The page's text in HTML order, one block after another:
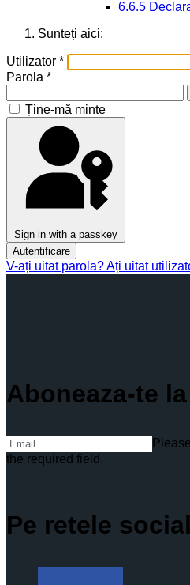
6.6.5
Sunteți aici:
Utilizator *
Parola *
Ține-mă minte
Sign in with a passkey
Autentificare
V-ați uitat parola?Ați uitat
Aboneaza-te
Please
the required field.
Pe retele